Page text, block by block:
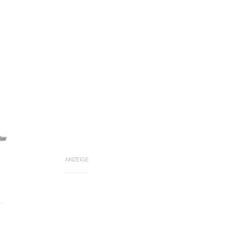
ANZEIGE